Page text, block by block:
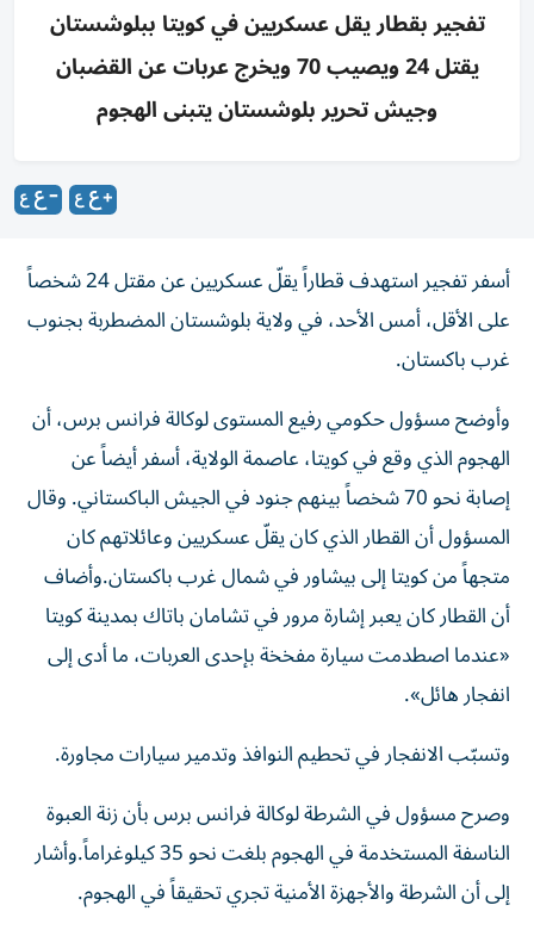
تفجير بقطار يقل عسكريين في كويتا ببلوشستان
يقتل 24 ويصيب 70 ويخرج عربات عن القضبان
وجيش تحرير بلوشستان يتبنى الهجوم
أسفر تفجير استهدف قطاراً يقلّ عسكريين عن مقتل 24 شخصاً
على الأقل، أمس الأحد، في ولاية بلوشستان المضطربة بجنوب
غرب باكستان.
وأوضح مسؤول حكومي رفيع المستوى لوكالة فرانس برس، أن
الهجوم الذي وقع في كويتا، عاصمة الولاية، أسفر أيضاً عن
إصابة نحو 70 شخصاً بينهم جنود في الجيش الباكستاني. وقال
المسؤول أن القطار الذي كان يقلّ عسكريين وعائلاتهم كان
متجهاً من كويتا إلى بيشاور في شمال غرب باكستان.وأضاف
أن القطار كان يعبر إشارة مرور في تشامان باتاك بمدينة كويتا
«عندما اصطدمت سيارة مفخخة بإحدى العربات، ما أدى إلى
انفجار هائل».
وتسبّب الانفجار في تحطيم النوافذ وتدمير سيارات مجاورة.
وصرح مسؤول في الشرطة لوكالة فرانس برس بأن زنة العبوة
الناسفة المستخدمة في الهجوم بلغت نحو 35 كيلوغراماً.وأشار
إلى أن الشرطة والأجهزة الأمنية تجري تحقيقاً في الهجوم.